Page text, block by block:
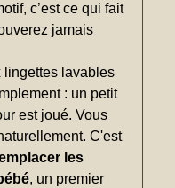
c’est ce qui fait
jamais
lingettes lavables
: un petit
est joué. Vous
C'est
les
, un premier